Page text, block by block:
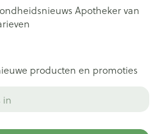
Apotheker van
producten en promoties